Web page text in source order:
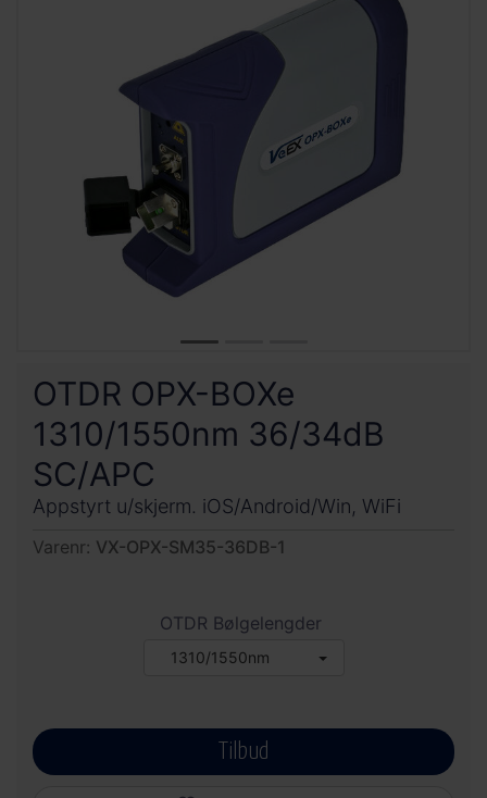
OTDR OPX-BOXe
1310/1550nm 36/34dB
SC/APC
Appstyrt u/skjerm. iOS/Android/Win, WiFi
Varenr: VX-OPX-SM35-36DB-1
OTDR Bølgelengder
1310/1550nm
Tilbud